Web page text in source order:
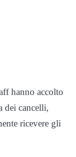
hanno accolto
dei cancelli,
ricevere gli